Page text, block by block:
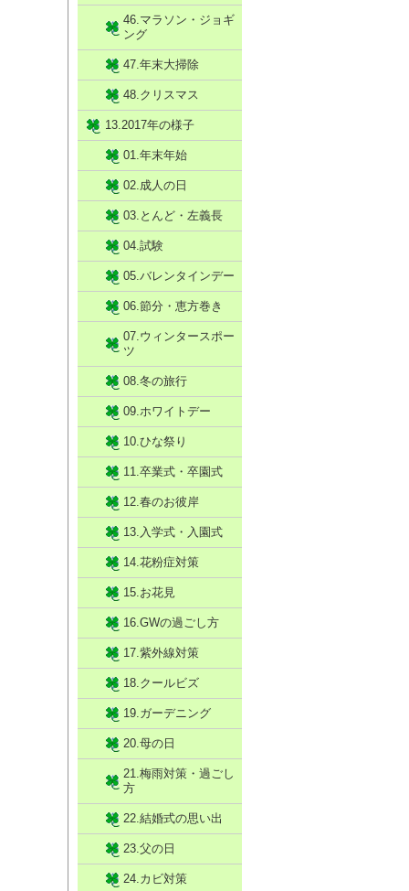
46.マラソン・ジョギ
ング
47.年末大掃除
48.クリスマス
13.2017年の様子
01.年末年始
02.成人の日
03.とんど・左義長
04.試験
05.バレンタインデー
06.節分・恵方巻き
07.ウィンタースポー
ツ
08.冬の旅行
09.ホワイトデー
10.ひな祭り
11.卒業式・卒園式
12.春のお彼岸
13.入学式・入園式
14.花粉症対策
15.お花見
16.GWの過ごし方
17.紫外線対策
18.クールビズ
19.ガーデニング
20.母の日
21.梅雨対策・過ごし
方
22.結婚式の思い出
23.父の日
24.カビ対策